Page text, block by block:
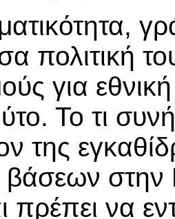
πολιτική
για
Το τι
της
στην
πρέπει να